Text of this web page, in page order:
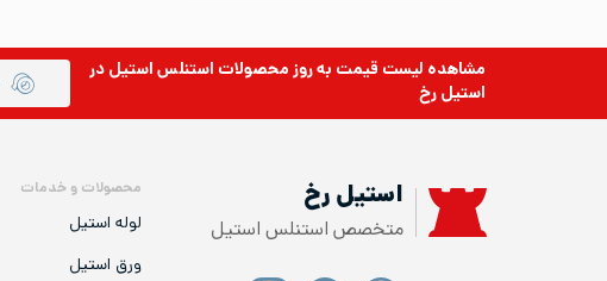
مشاهده لیست قیمت به روزمحصولات استنلس استیلدر
استیل رخ
استیل رخ
متخصص استنلس استیل
محصولات و خدمات
لوله استیل
ورق استیل